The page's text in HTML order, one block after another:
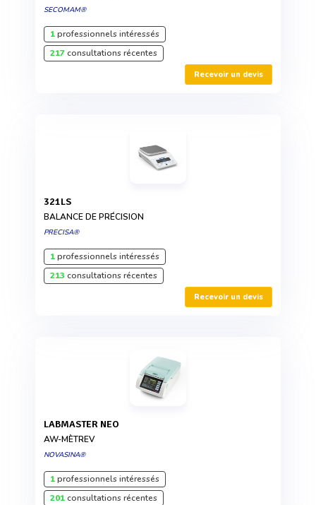
SECOMAM®
1professionnels intéressés
217consultations récentes
Recevoir un devis
321LS
BALANCE DE PRÉCISION
PRECISA®
1professionnels intéressés
213 consultations récentes
Recevoir un devis
LABMASTER NEO
AW-MÈTREV
NOVASINA®
1professionnels intéressés
201consultations récentes